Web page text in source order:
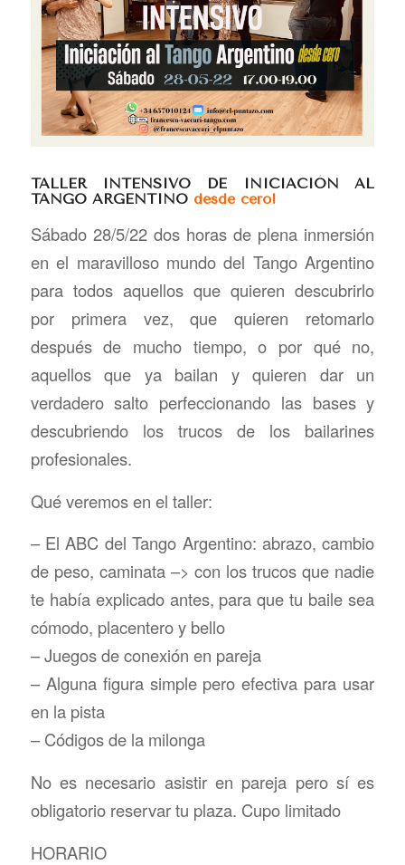
TALLER INTENSIVO DE INICIACIÓN AL
TANGO ARGENTINO desde cero!
Sábado 28/5/22 dos horas de plena inmersión
en el maravilloso mundo del Tango Argentino
para todos aquellos que quieren descubrirlo
por primera vez, que quieren retomarlo
después de mucho tiempo, o por qué no,
aquellos que ya bailan y quieren dar un
verdadero salto perfeccionando las bases y
descubriendo los trucos de los bailarines
profesionales.
Qué veremos en el taller:
– El ABC del Tango Argentino: abrazo, cambio
de peso, caminata –> con los trucos que nadie
te había explicado antes, para que tu baile sea
cómodo, placentero y bello
– Juegos de conexión en pareja
– Alguna figura simple pero efectiva para usar
en la pista
– Códigos de la milonga
No es necesario asistir en pareja pero sí es
obligatorio reservar tu plaza. Cupo limitado
HORARIO